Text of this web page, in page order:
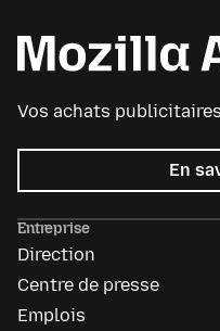
Vos achats
En
Entreprise
Direction
Centre de presse
Emplois